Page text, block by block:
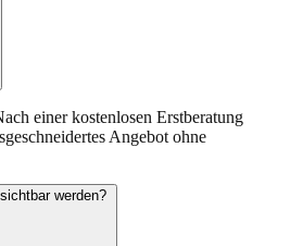
einer kostenlosen Erstberatung
Angebot ohne
werden?